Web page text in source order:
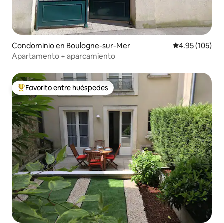
Condominio en Boulogne-sur-Mer Calificación
4.95 (105)
Apartamento + aparcamiento
De los mejores en Favorito entre huéspedes
Favorito entre huéspedes